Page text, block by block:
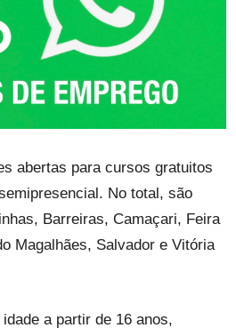
abertas para cursos gratuitos
No total, são
Barreiras, Camaçari, Feira
Magalhães, Salvador e Vitória
a partir de 16 anos,